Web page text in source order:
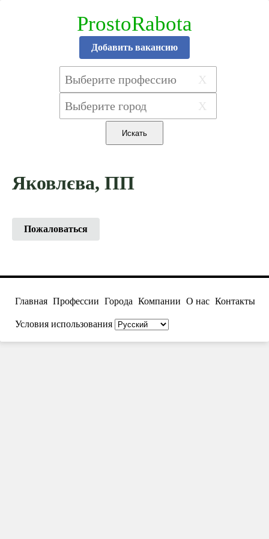
ProstoRabota
Добавить вакансию
X
X
Яковлєва, ПП
Пожаловаться
Главная Профессии Города Компании О нас Контакты
Условия использования